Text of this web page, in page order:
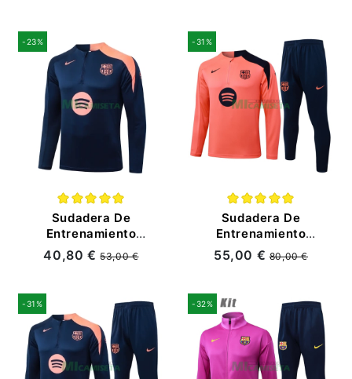
-23%
Sudadera De
Entrenamiento
Barcelona
2025/2026 Azul
40,80 €53,00 €
-31%
Sudadera De
Entrenamiento
Barcelona
2025/2026 Kit
55,00 €80,00 €
-31% -32%